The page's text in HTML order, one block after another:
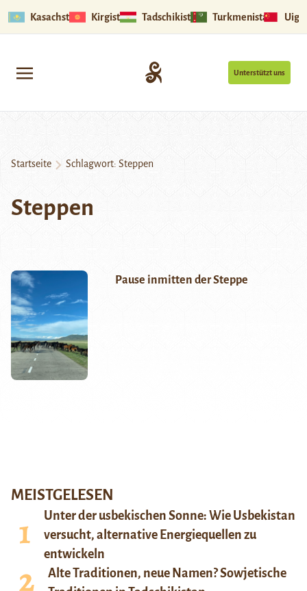
Kasachstan Kirgistan Tadschikistan Turkmenistan
Unterstützt uns
Startseite Schlagwort: Steppen
Steppen
Pause inmitten der Steppe
MEISTGELESEN
Unter der usbekischen Sonne: Wie Usbekistan
versucht, alternative Energiequellen zu
entwickeln
Alte Traditionen, neue Namen? Sowjetische